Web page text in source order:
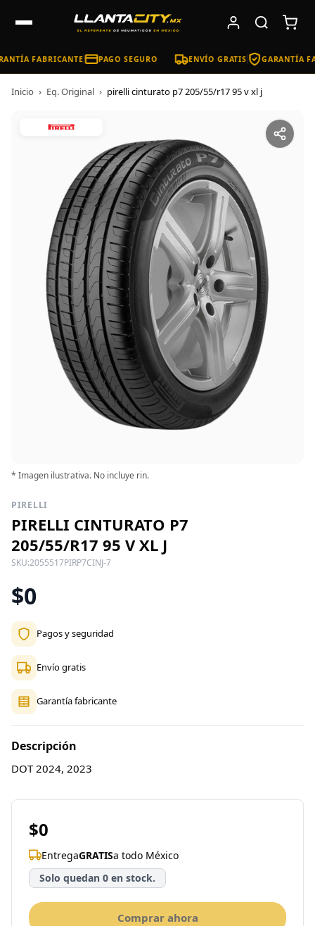
FABRICANTE PAGO SEGURO ENVÍO GRATIS GARANTÍA
Inicio › Eq. Original › pirelli cinturato p7 205/55/r17 95 v xl j
* Imagen ilustrativa. No incluye rin.
PIRELLI
PIRELLI CINTURATO P7
205/55/R17 95 V XL J
SKU:2055517PIRP7CINJ-7
$0
Pagos y seguridad
Envío gratis
Garantía fabricante
Descripción
DOT 2024, 2023
$0
EntregaGRATISa todo México
Solo quedan 0 en stock.
Comprar ahora